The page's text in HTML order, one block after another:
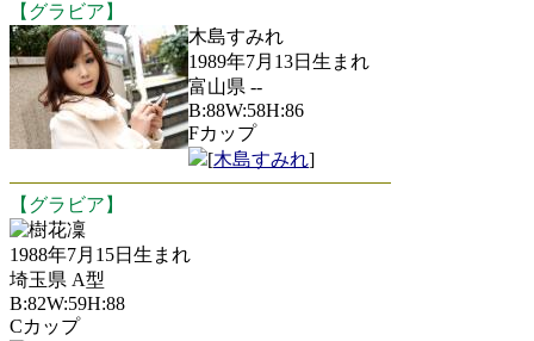
【グラビア】
木島すみれ
1989年7月13日生まれ
富山県 --
B:88W:58H:86
Fカップ
[木島すみれ]
【グラビア】
樹花凜
1988年7月15日生まれ
埼玉県 A型
B:82W:59H:88
Cカップ